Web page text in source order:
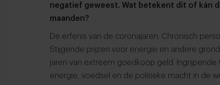
negatief geweest. Wat betekent dit of kán
maanden?
De erfenis van de coronajaren. Chronisch
Stijgende prijzen voor energie en andere
jaren van extreem goedkoop geld. Ingrijpende
energie, voedsel en de politieke macht in de